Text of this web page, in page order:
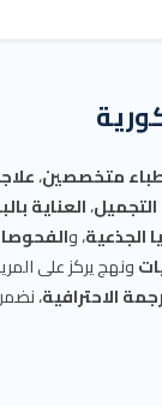
متخصصين،
،العناية
الجذعية، و
ونهج يركز على
الاحترافية،